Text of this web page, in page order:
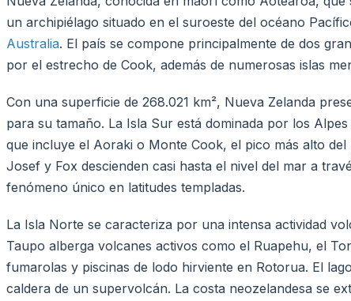
un archipiélago situado en el suroeste del océano
Australia. El país se compone principalmente de dos
por el estrecho de Cook, además de numerosas islas
Con una superficie de 268.021 km², Nueva Zelanda
para su tamaño. La Isla Sur está dominada por los
que incluye el Aoraki o Monte Cook, el pico más alto
Josef y Fox descienden casi hasta el nivel del mar a
fenómeno único en latitudes templadas.
La Isla Norte se caracteriza por una intensa actividad
Taupo alberga volcanes activos como el Ruapehu, el
fumarolas y piscinas de lodo hirviente en Rotorua. El
caldera de un supervolcán. La costa neozelandesa se